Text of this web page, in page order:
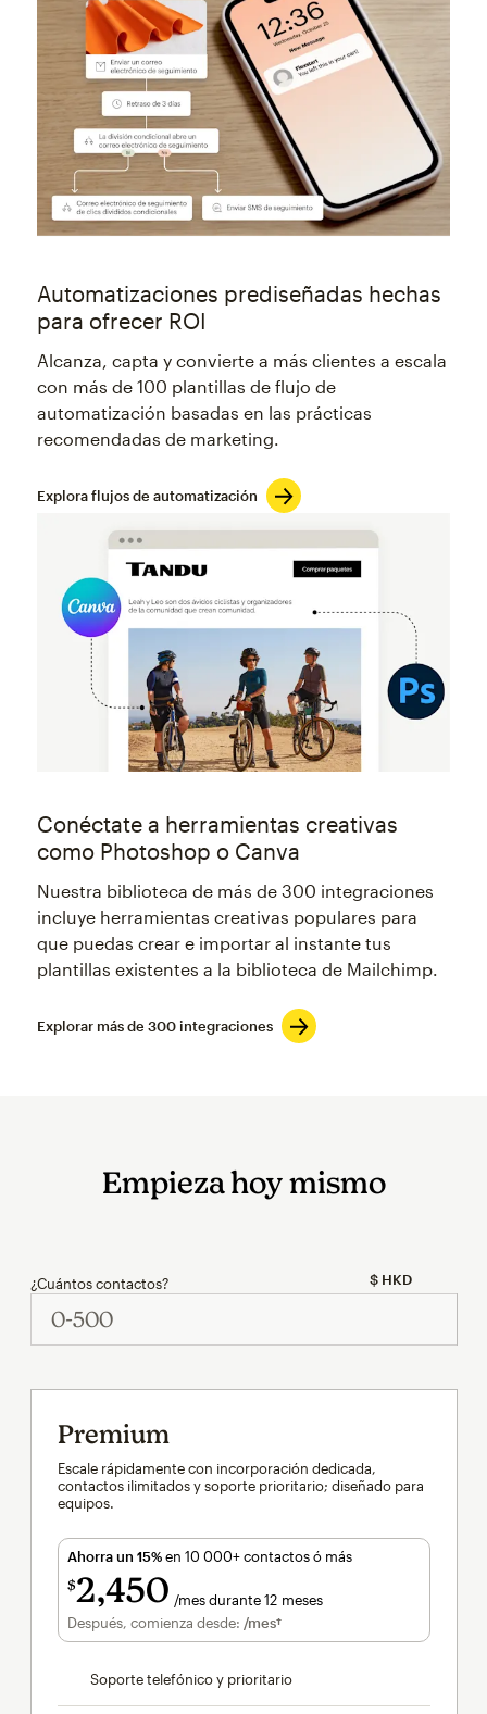
Automatizaciones prediseñadas hechas
para ofrecer ROI
Alcanza, capta y convierte a más clientes a escala
con más de 100 plantillas de flujo de
automatización basadas en las prácticas
recomendadas de marketing.
Explora flujos de automatización
Conéctate a herramientas creativas
como Photoshop o Canva
Nuestra biblioteca de más de 300 integraciones
incluye herramientas creativas populares para
que puedas crear e importar al instante tus
plantillas existentes a la biblioteca de Mailchimp.
Explorar más de 300 integraciones
Empieza hoy mismo
¿Cuántos contactos?
Premium
Escale rápidamente con incorporación dedicada,
contactos ilimitados y soporte prioritario; diseñado para
equipos.
Ahorra un 15%en 10 000+ contactos ó más
$2,450 /mes durante 12 meses
al mes durante 12 meses
Después, comienza desde: /mes†al mes†
Soporte telefónico y prioritario